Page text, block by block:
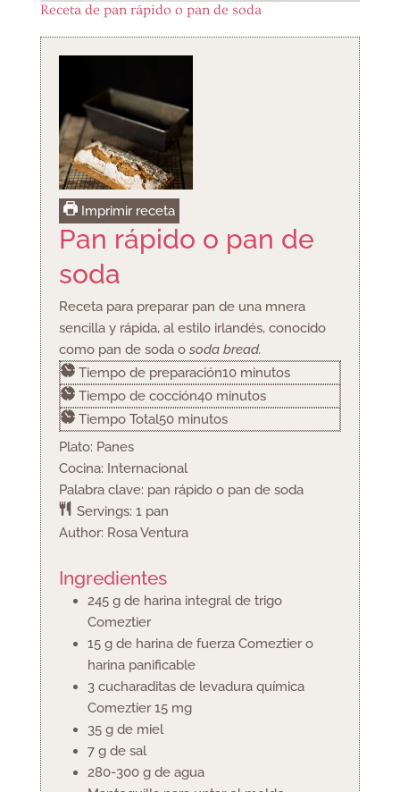
Receta de pan rápido o pan de soda
Imprimir receta
Pan rápido o pan de
soda
Receta para preparar pan de una mnera
sencilla y rápida, al estilo irlandés, conocido
como pan de soda o soda bread.
Tiempo de preparación10minutos
minutos
Tiempo de cocción40minutos
minutos
Tiempo Total50minutos
minutos
Plato: Panes
Cocina: Internacional
Palabra clave: pan rápido o pan de soda
Servings: 1 pan
Author: Rosa Ventura
Ingredientes
245 g de harina integral de trigo
Comeztier
15 g de harina de fuerza Comeztiero
harina panificable
3 cucharaditas de levadura química
Comeztier 15 mg
35 g de miel
7 g de sal
280-300 g de agua